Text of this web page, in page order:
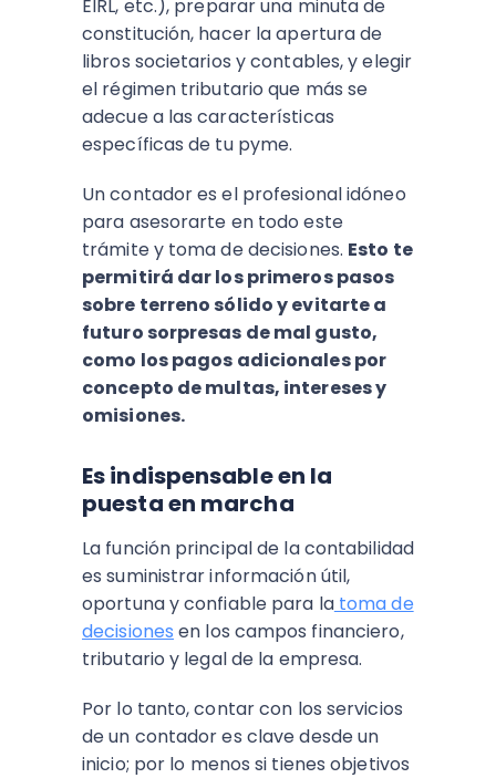
EIRL, etc.), preparar una minuta de
constitución, hacer la apertura de
libros societarios y contables, y elegir
el régimen tributario que más se
adecue a las características
específicas de tu pyme.
Un contador es el profesional idóneo
para asesorarte en todo este
trámite y toma de decisiones. Esto te
permitirá dar los primeros pasos
sobre terreno sólido y evitarte a
futuro sorpresas de mal gusto,
como los pagos adicionales por
concepto de multas, intereses y
omisiones.
Es indispensable en la
puesta en marcha
La función principal de la contabilidad
es suministrar información útil,
oportuna y confiable para latoma de
decisiones en los campos financiero,
tributario y legal de la empresa.
Por lo tanto, contar con los servicios
de un contador es clave desde un
inicio; por lo menos si tienes objetivos